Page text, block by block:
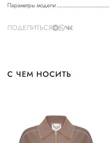
Параметры модели
ПОДЕЛИТЬСЯ
С ЧЕМ НОСИТЬ